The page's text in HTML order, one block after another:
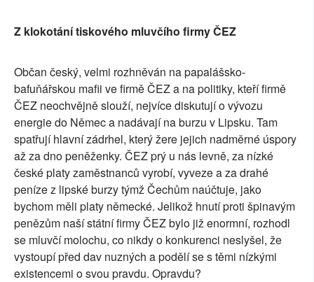
Z klokotání tiskového mluvčího firmy ČEZ
Občan český, velmi rozhněván na papalášsko-
bafuňářskou mafii ve firmě ČEZ a na politiky, kteří firmě
ČEZ neochvějně slouží, nejvíce diskutují o vývozu
energie do Němec a nadávají na burzu v Lipsku. Tam
spatřují hlavní zádrhel, který žere jejich nadměrné úspory
až za dno peněženky. ČEZ prý u nás levně, za nízké
české platy zaměstnanců vyrobí, vyveze a za drahé
peníze z lipské burzy týmž Čechům naúčtuje, jako
bychom měli platy německé. Jelikož hnutí proti špinavým
penězům naší státní firmy ČEZ bylo již enormní, rozhodl
se mluvčí molochu, co nikdy o konkurenci neslyšel, že
vystoupí před dav nuzných a podělí se s těmi nízkými
existencemi o svou pravdu. Opravdu?